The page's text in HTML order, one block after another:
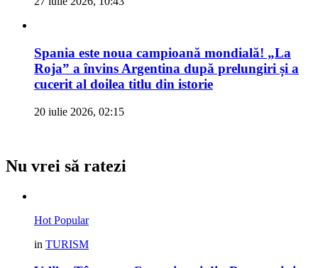
Spania este noua campioană mondială! „La
Roja” a învins Argentina după prelungiri și a
cucerit al doilea titlu din istorie
20 iulie 2026, 02:15
Nu vrei să ratezi
Hot Popular
in TURISM